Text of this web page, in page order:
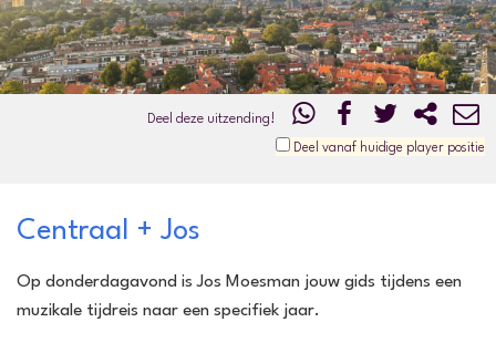
Deel deze uitzending!
Deel vanaf huidige player positie
Centraal + Jos
Op donderdagavond is Jos Moesman jouw gids tijdens een
muzikale tijdreis naar een specifiek jaar.